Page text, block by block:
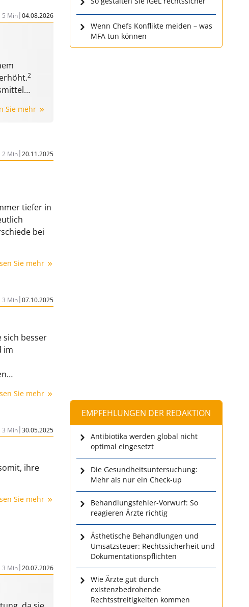
5 Min|04.08.2026
2
Sie mehr
2 Min|20.11.2025
tiefer in
bei
Sie mehr
3 Min|07.10.2025
sich besser
im
Sie mehr
3 Min|30.05.2025
ihre
Sie mehr
3 Min|20.07.2026
Wenn Chefs Konflikte meiden – was
MFA tun können
EMPFEHLUNGEN DER REDAKTION
Antibiotika werden global nicht
optimal eingesetzt
Die Gesundheitsuntersuchung:
Mehr als nur ein Check-up
Behandlungsfehler-Vorwurf: So
reagieren Ärzte richtig
Ästhetische Behandlungen und
Umsatzsteuer: Rechtssicherheit und
Dokumentationspflichten
Wie Ärzte gut durch
existenzbedrohende
Rechtsstreitigkeiten kommen